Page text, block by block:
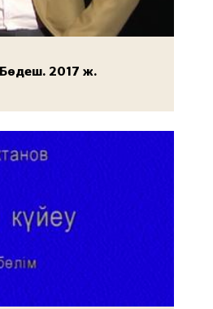
2017 ж.